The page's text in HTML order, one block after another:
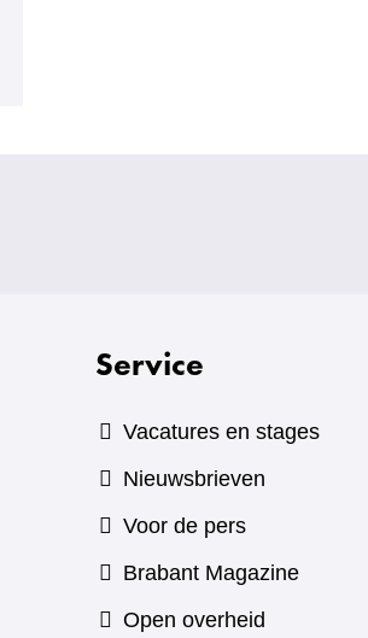
Service
Vacatures en stages
Nieuwsbrieven
Voor de pers
Brabant Magazine(verwijst
Open overheid